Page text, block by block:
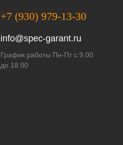
+7 (930) 979-13-30
info@spec-garant.ru
График работы Пн-Пт с 9.00
до 18.00